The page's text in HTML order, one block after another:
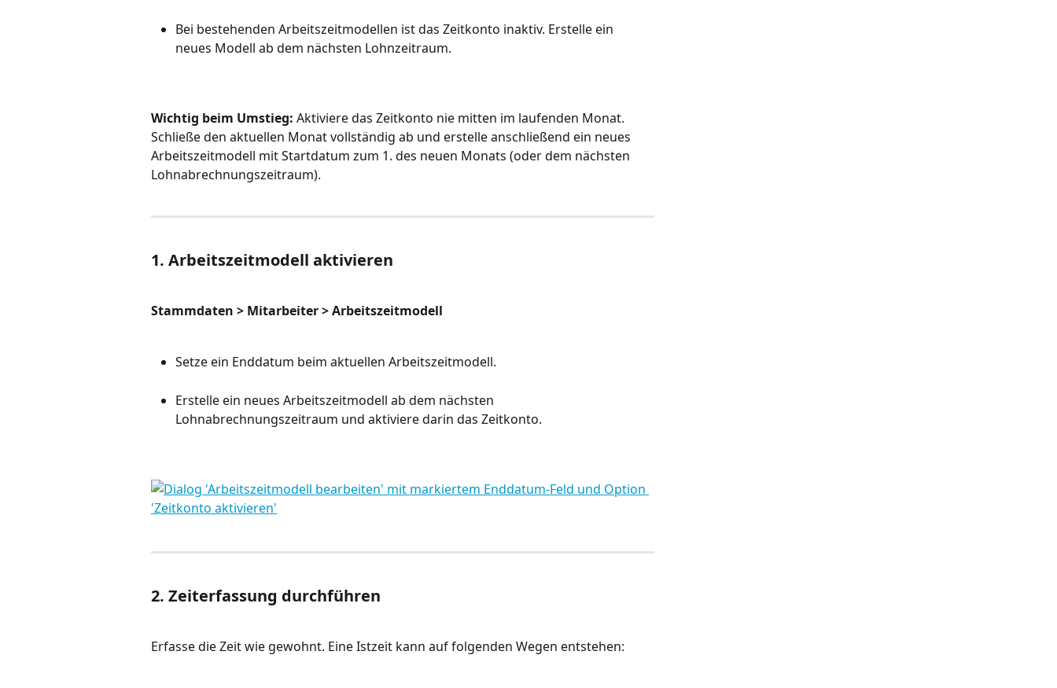
Bei bestehenden Arbeitszeitmodellen ist das Zeitkonto inaktiv. Erstelle ein
neues Modell ab dem nächsten Lohnzeitraum.
Wichtig beim Umstieg: Aktiviere das Zeitkonto nie mitten im laufenden Monat.
Schließe den aktuellen Monat vollständig ab und erstelle anschließend ein neues
Arbeitszeitmodell mit Startdatum zum 1. des neuen Monats (oder dem nächsten
Lohnabrechnungszeitraum).
1. Arbeitszeitmodell aktivieren
Stammdaten > Mitarbeiter > Arbeitszeitmodell
Setze ein Enddatum beim aktuellen Arbeitszeitmodell.
Erstelle ein neues Arbeitszeitmodell ab dem nächsten
Lohnabrechnungszeitraum und aktiviere darin das Zeitkonto.
2. Zeiterfassung durchführen
Erfasse die Zeit wie gewohnt. Eine Istzeit kann auf folgenden Wegen entstehen: